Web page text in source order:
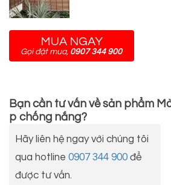
MUA NGAY
Gọi đặt mua, 0907 344 900
Bạn cần tư vấn về sản phẩm
p chống nắng?
Hãy liên hệ ngay với chúng tôi
qua hotline 0907 344 900 để
được tư vấn.